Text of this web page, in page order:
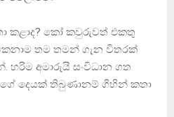
කළාද? කෝ කවුරුවත් එකතු
තම තමන් ගැන විතරක්
හරිම අමාරුයි සංවිධාන ගත
දෙයක් තිබුණානම් ගිහින් කතා